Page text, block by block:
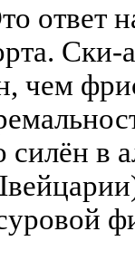
ответ
Ски-
чем
силён в